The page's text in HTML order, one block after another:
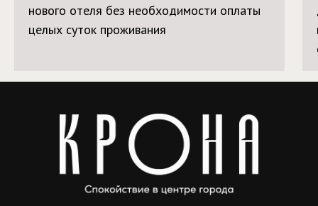
нового отеля без необходимости оплаты
целых суток проживания